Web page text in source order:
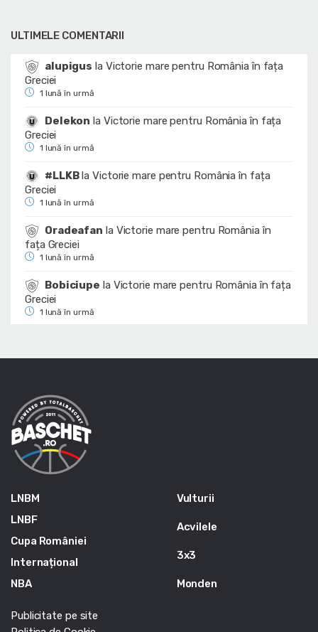
ULTIMELE COMENTARII
alupigus la Victorie mare pentru România în fața
Greciei
1 lună în urmă
Delekon la Victorie mare pentru România în fața
Greciei
1 lună în urmă
#LLKBlaVictorie mare pentru România în fața
Greciei
1 lună în urmă
Oradeafan la Victorie mare pentru România în
fața Greciei
1 lună în urmă
Bobiciupe la Victorie mare pentru România în fața
Greciei
1 lună în urmă
LNBM
LNBF
Cupa României
Internațional
NBA
Vulturii
Acvilele
3x3
Monden
Publicitate pe site